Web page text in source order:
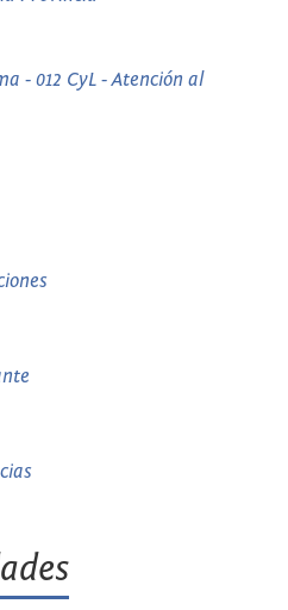
- 012 CyL - Atención al